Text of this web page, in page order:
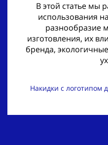
В этой статье мы
использования
разнообразие
изготовления, их
бренда,
Накидки с логотипом